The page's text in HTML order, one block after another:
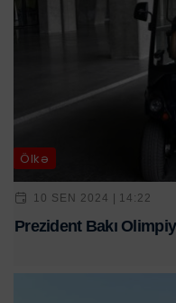
Ölkə
10 SEN 2024 | 14:22
Prezident Bakı